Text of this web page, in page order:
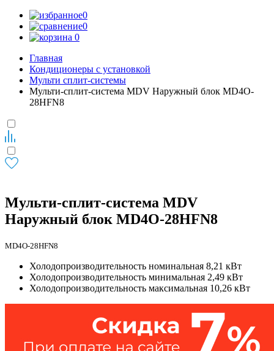
0
0
0
Главная
Кондиционеры с установкой
Мульти сплит-системы
Мульти-сплит-система MDV Наружный блок MD4O-
28HFN8
Мульти-сплит-система MDV
Наружный блок MD4O-28HFN8
MD4O-28HFN8
Холодопроизводительность номинальная 8,21 кВт
Холодопроизводительность минимальная 2,49 кВт
Холодопроизводительность максимальная 10,26 кВт